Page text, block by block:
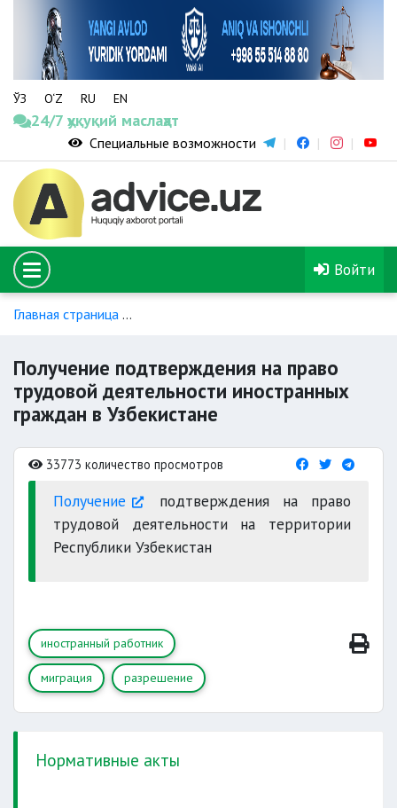
ЎЗ O‘Z RU EN
24/7 ҳуқуқий маслаҳат
Специальные возможности
Войти
Главная страница
Получение подтверждения на право
трудовой деятельности иностранных
граждан в Узбекистане
33773 количество просмотров
Получение
подтверждения на право
трудовой деятельности на территории
Республики Узбекистан
иностранный работник
миграция разрешение
Нормативные акты